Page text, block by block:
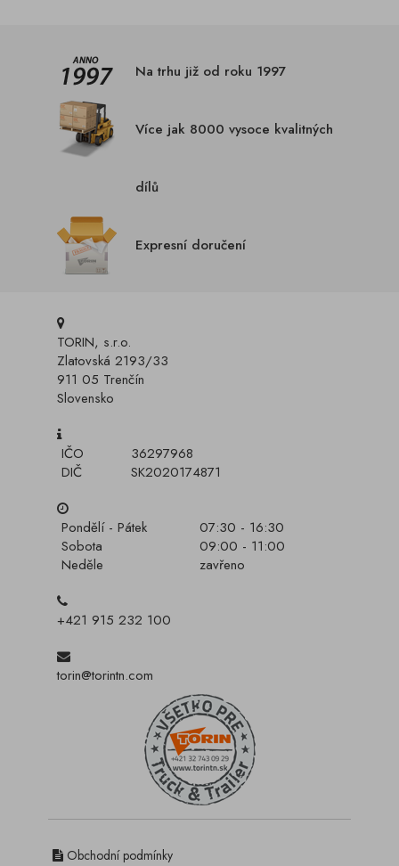
Na trhu již od roku 1997
Více jak 8000 vysoce kvalitných
dílů
Expresní doručení
TORIN, s.r.o.
Zlatovská 2193/33
911 05 Trenčín
Slovensko
IČO
36297968
DIČ
SK2020174871
Pondělí - Pátek
07:30 - 16:30
Sobota
09:00 - 11:00
Neděle
zavřeno
+421 915 232 100
torin@torintn.com
Obchodní podmínky